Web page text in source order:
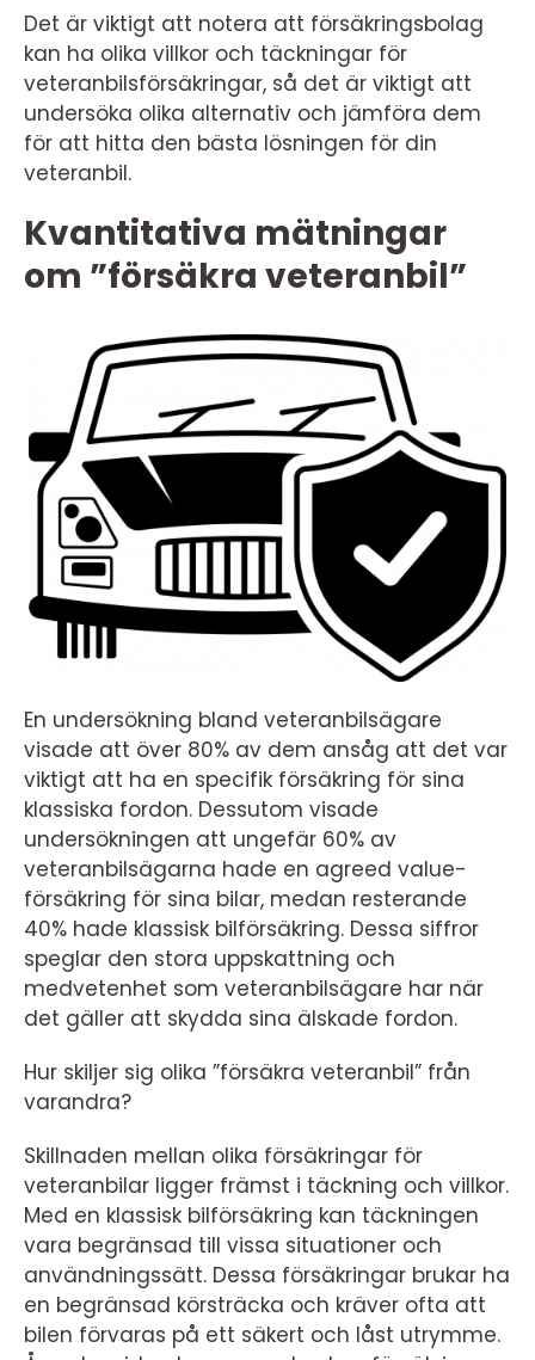
Det är viktigt att notera att försäkringsbolag
kan ha olika villkor och täckningar för
veteranbilsförsäkringar, så det är viktigt att
undersöka olika alternativ och jämföra dem
för att hitta den bästa lösningen för din
veteranbil.
Kvantitativa mätningar
om ”försäkra veteranbil”
En undersökning bland veteranbilsägare
visade att över 80% av dem ansåg att det var
viktigt att ha en specifik försäkring för sina
klassiska fordon. Dessutom visade
undersökningen att ungefär 60% av
veteranbilsägarna hade en agreed value-
försäkring för sina bilar, medan resterande
40% hade klassisk bilförsäkring. Dessa siffror
speglar den stora uppskattning och
medvetenhet som veteranbilsägare har när
det gäller att skydda sina älskade fordon.
Hur skiljer sig olika ”försäkra veteranbil” från
varandra?
Skillnaden mellan olika försäkringar för
veteranbilar ligger främst i täckning och villkor.
Med en klassisk bilförsäkring kan täckningen
vara begränsad till vissa situationer och
användningssätt. Dessa försäkringar brukar ha
en begränsad körsträcka och kräver ofta att
bilen förvaras på ett säkert och låst utrymme.